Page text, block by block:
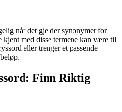
når det gjelder synonymer for
med disse termene kan være til
eller trenger et passende
Finn Riktig